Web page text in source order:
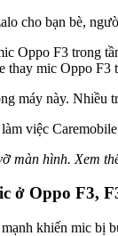
cho bạn bè,
mic Oppo F3
máy này. Nhiều
việc
màn hình. Xem
ở Oppo F3,
khiến mic bị